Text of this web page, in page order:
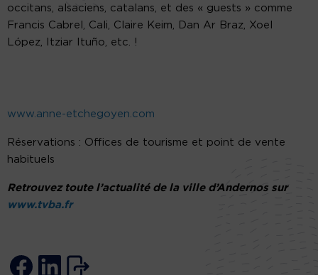
occitans, alsaciens, catalans, et des « guests » comme
Francis Cabrel, Cali, Claire Keim, Dan Ar Braz, Xoel
López, Itziar Ituño, etc. !
www.anne-etchegoyen.com
Réservations : Offices de tourisme et point de vente
habituels
Retrouvez toute l’actualité de la ville d’Andernos sur
www.tvba.fr